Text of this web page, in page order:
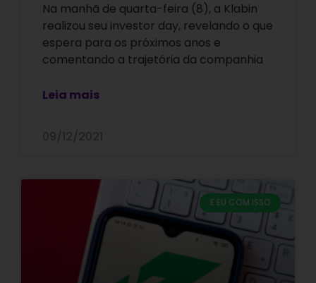
Na manhã de quarta-feira (8), a Klabin
realizou seu investor day, revelando o que
espera para os próximos anos e
comentando a trajetória da companhia
Leia mais
E EU COM ISSO